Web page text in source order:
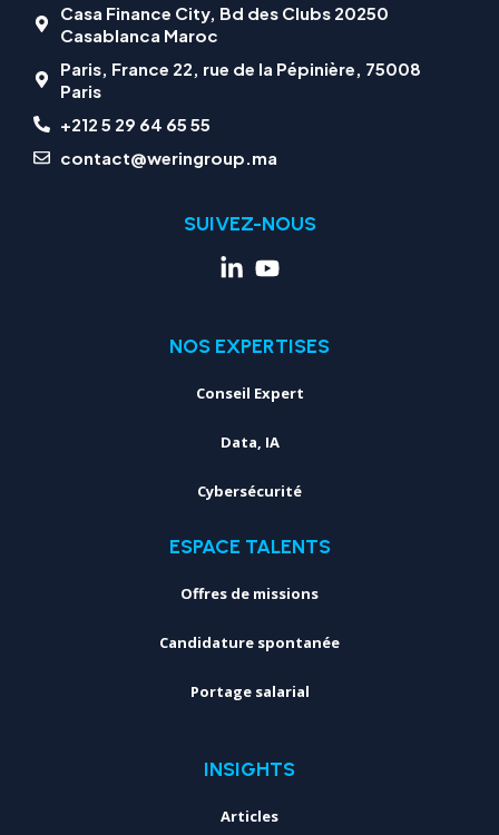
Casa Finance City, Bd des Clubs 20250
Casablanca Maroc
Paris, France 22, rue de la Pépinière, 75008
Paris
+212 5 29 64 65 55
contact@weringroup.ma
SUIVEZ-NOUS
NOS EXPERTISES
Conseil Expert
Data, IA
Cybersécurité
ESPACE TALENTS
Offres de missions
Candidature spontanée
Portage salarial
INSIGHTS
Articles